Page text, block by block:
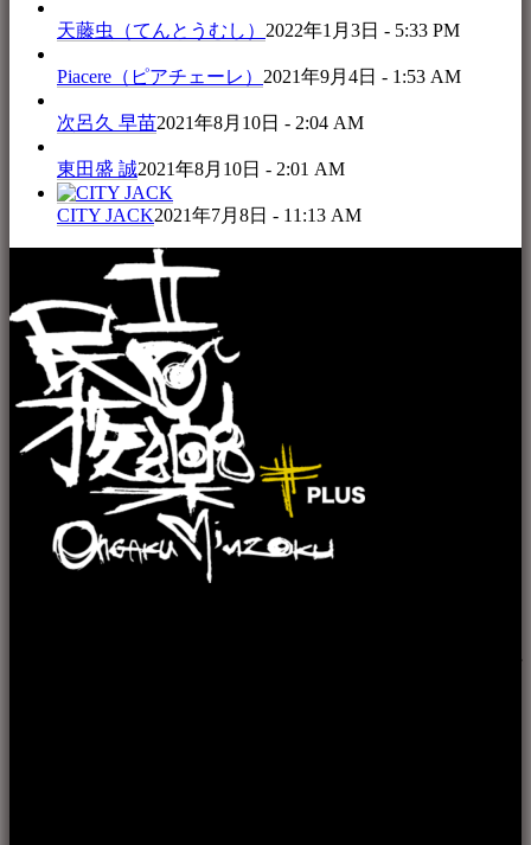
天藤虫（てんとうむし） 2022年1月3日 - 5:33 PM
Piacere（ピアチェーレ） 2021年9月4日 - 1:53 AM
次呂久 早苗2021年8月10日 - 2:04 AM
東田盛 誠2021年8月10日 - 2:01 AM
CITY JACK2021年7月8日 - 11:13 AM